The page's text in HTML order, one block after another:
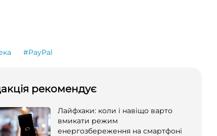
#PayPal
рекомендує
Лайфхаки: коли і навіщо варто
вмикати режим
енергозбереження на смартфоні